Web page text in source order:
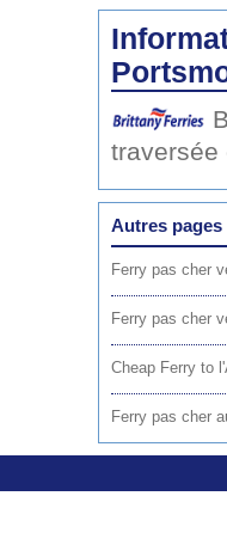
traversée
Autres pages
Ferry pas cher
Ferry pas cher
Cheap Ferry to
Ferry pas cher